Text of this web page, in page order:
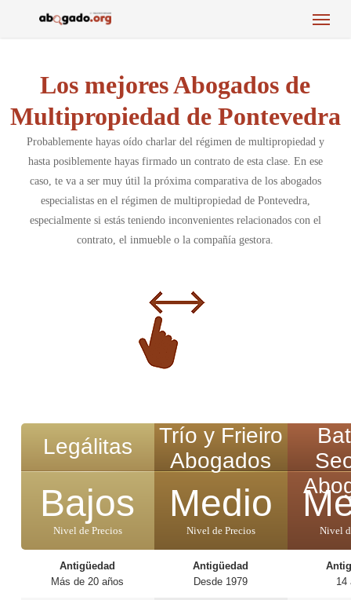
Menu
Los mejores Abogados de
Multipropiedad de Pontevedra
Probablemente hayas oído charlar del régimen de multipropiedad y
hasta posiblemente hayas firmado un contrato de esta clase. En ese
caso, te va a ser muy útil la próxima comparativa de los abogados
especialistas en el régimen de multipropiedad de Pontevedra,
especialmente si estás teniendo inconvenientes relacionados con el
contrato, el inmueble o la compañía gestora.
Legálitas
Bajos
Nivel de Precios
Antigüedad
Más de 20 años
Trío y Frieiro
Abogados
Medio
Nivel de Precios
Antigüedad
Desde 1979
Nivel
14